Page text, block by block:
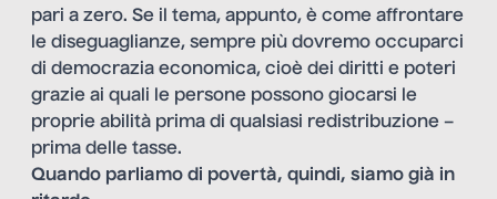
pari a zero. Se il tema, appunto, è come affrontare
le diseguaglianze, sempre più dovremo occuparci
di democrazia economica, cioè dei diritti e poteri
grazie ai quali le persone possono giocarsi le
proprie abilità prima di qualsiasi redistribuzione –
prima delle tasse.
Quando parliamo di povertà, quindi, siamo già in